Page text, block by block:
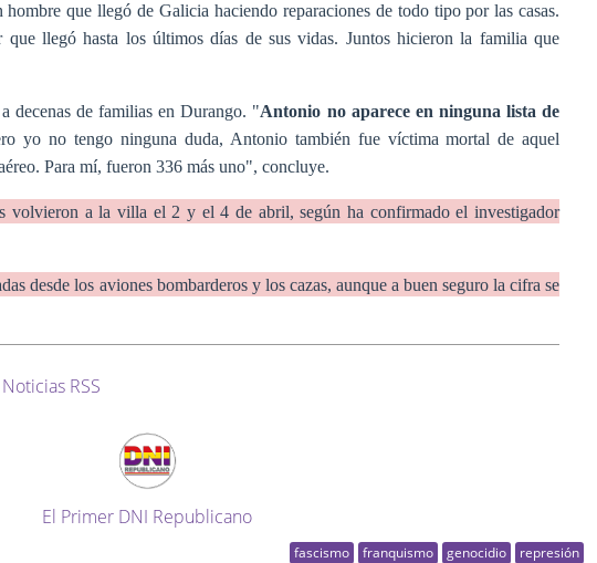
que llegó de Galicia haciendo reparaciones de todo tipo por las casas.
llegó hasta los últimos días de sus vidas. Juntos hicieron la familia que
decenas de familias en Durango. "Antonio no aparece en ninguna lista de
yo no tengo ninguna duda, Antonio también fue víctima mortal de aquel
Para mí, fueron 336 más uno", concluye.
volvieron a la villa el 2 y el 4 de abril, según ha confirmado el investigador
desde los aviones bombarderos y los cazas, aunque a buen seguro la cifra se
RSS
El Primer DNI Republicano
fascismo franquismo genocidio represión